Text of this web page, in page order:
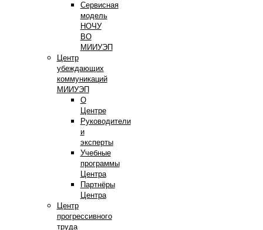
Сервисная
модель
НОЧУ
ВО
МИИУЭП
Центр
убеждающих
коммуникаций
МИИУЭП
О
Центре
Руководители
и
эксперты
Учебные
программы
Центра
Партнёры
Центра
Центр
прогрессивного
труда